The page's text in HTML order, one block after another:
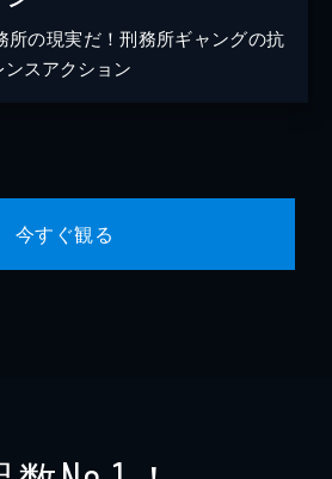
所の現実だ！刑務所ギャングの抗
スアクション
今すぐ観る